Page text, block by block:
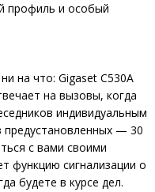
профиль и особый
на что: Gigaset C530A
на вызовы, когда
индивидуальным
— 30
с вами своими
функцию сигнализации о
будете в курсе дел.